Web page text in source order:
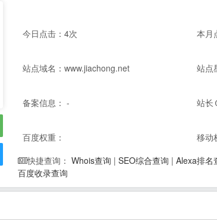
今日点击：4次 本月
站点域名：www.jiachong.net 站点
备案信息： - 站长
百度权重： 移动
快捷查询： Whois查询 | SEO综合查询 | Alexa排名
百度收录查询